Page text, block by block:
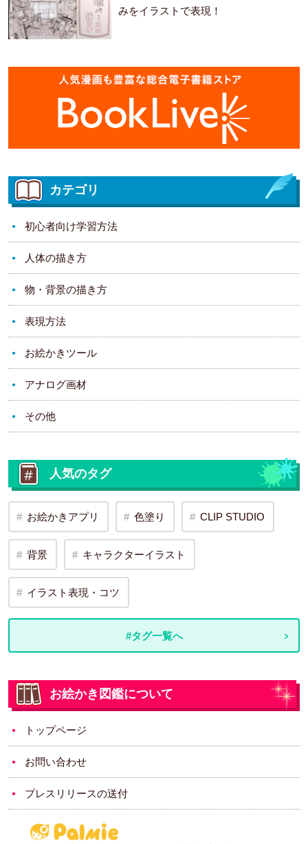
みをイラストで表現！
カテゴリ
初心者向け学習方法
人体の描き方
物・背景の描き方
表現方法
お絵かきツール
アナログ画材
その他
人気のタグ
お絵かきアプリ 色塗り CLIP STUDIO
背景 キャラクターイラスト
イラスト表現・コツ
#タグ一覧へ
お絵かき図鑑について
トップページ
お問い合わせ
プレスリリースの送付